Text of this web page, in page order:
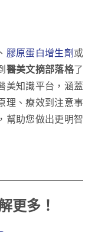
、 膠原蛋白增生劑 或
醫美文摘部落格了
美知識平台，涵蓋
理、療效到注意事
幫助您做出更明智
更多！